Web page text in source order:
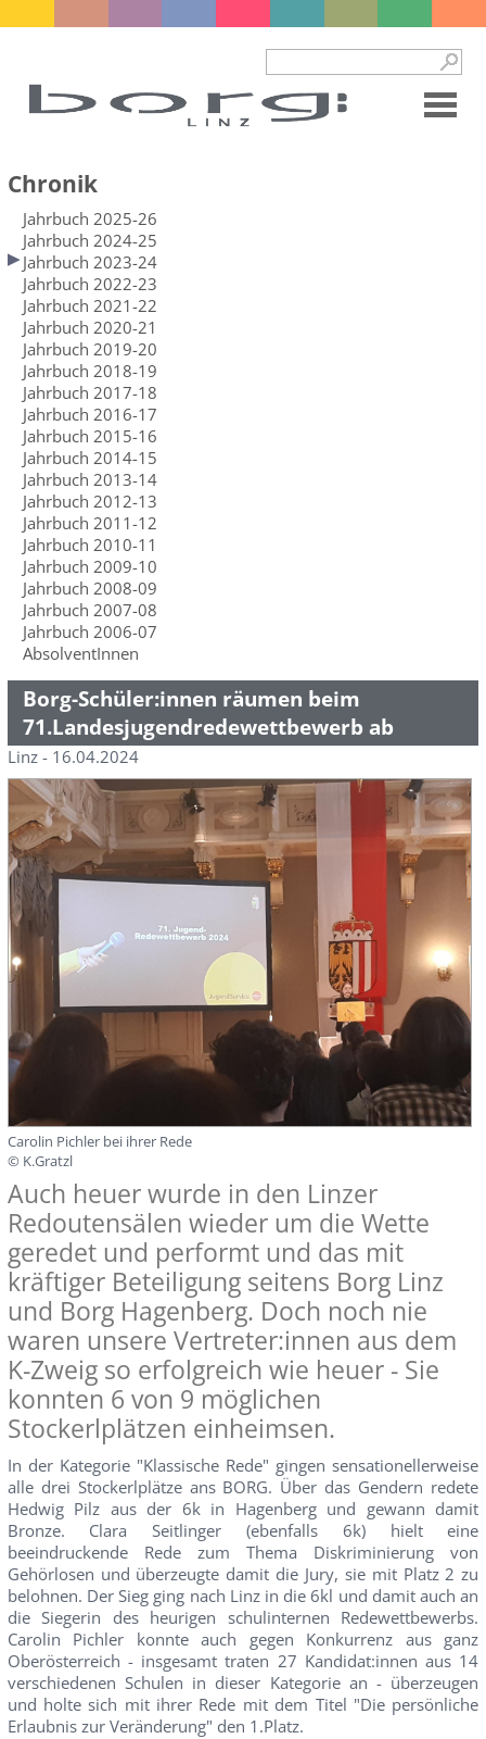
Chronik
Jahrbuch 2025-26
Jahrbuch 2024-25
Jahrbuch 2023-24
Jahrbuch 2022-23
Jahrbuch 2021-22
Jahrbuch 2020-21
Jahrbuch 2019-20
Jahrbuch 2018-19
Jahrbuch 2017-18
Jahrbuch 2016-17
Jahrbuch 2015-16
Jahrbuch 2014-15
Jahrbuch 2013-14
Jahrbuch 2012-13
Jahrbuch 2011-12
Jahrbuch 2010-11
Jahrbuch 2009-10
Jahrbuch 2008-09
Jahrbuch 2007-08
Jahrbuch 2006-07
AbsolventInnen
Borg-Schüler:innen räumen beim
71.Landesjugendredewettbewerb ab
Linz - 16.04.2024
Carolin Pichler bei ihrer Rede
© K.Gratzl
Auch heuer wurde in den Linzer
Redoutensälen wieder um die Wette
geredet und performt und das mit
kräftiger Beteiligung seitens Borg Linz
und Borg Hagenberg. Doch noch nie
waren unsere Vertreter:innen aus dem
K-Zweig so erfolgreich wie heuer - Sie
konnten 6 von 9 möglichen
Stockerlplätzen einheimsen.
In der Kategorie "Klassische Rede" gingen sensationellerweise
alle drei Stockerlplätze ans BORG. Über das Gendern redete
Hedwig Pilz aus der 6k in Hagenberg und gewann damit
Bronze. Clara Seitlinger (ebenfalls 6k) hielt eine
beeindruckende Rede zum Thema Diskriminierung von
Gehörlosen und überzeugte damit die Jury, sie mit Platz 2 zu
belohnen. Der Sieg ging nach Linz in die 6kl und damit auch an
die Siegerin des heurigen schulinternen Redewettbewerbs.
Carolin Pichler konnte auch gegen Konkurrenz aus ganz
Oberösterreich - insgesamt traten 27 Kandidat:innen aus 14
verschiedenen Schulen in dieser Kategorie an - überzeugen
und holte sich mit ihrer Rede mit dem Titel "Die persönliche
Erlaubnis zur Veränderung" den 1.Platz.